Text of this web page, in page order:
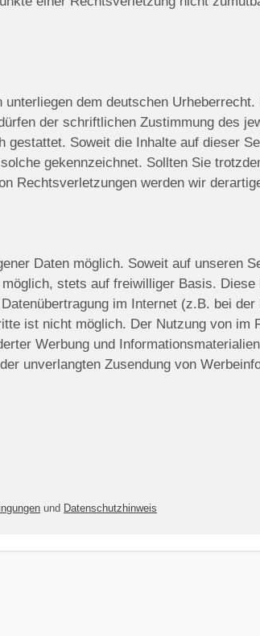
dem deutschen
der schriftlichen Zustimmung des
Soweit die Inhalte auf dieser
gekennzeichnet. Sollten Sie
Rechtsverletzungen werden wir
Daten möglich. Soweit auf unseren
stets auf freiwilliger Basis.
im Internet (z.B. bei
ist nicht möglich. Der Nutzung von im
Werbung und
unverlangten Zusendung von
und Datenschutzhinweis